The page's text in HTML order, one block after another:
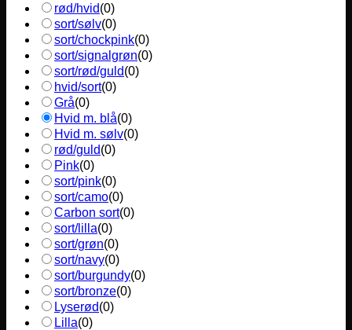
rød/hvid(0)
sort/sølv(0)
sort/chockpink(0)
sort/signalgrøn(0)
sort/rød/guld(0)
hvid/sort(0)
Grå(0)
Hvid m. blå(0)
Hvid m. sølv(0)
rød/guld(0)
Pink(0)
sort/pink(0)
sort/camo(0)
Carbon sort(0)
sort/lilla(0)
sort/grøn(0)
sort/navy(0)
sort/burgundy(0)
sort/bronze(0)
Lyserød(0)
Lilla(0)